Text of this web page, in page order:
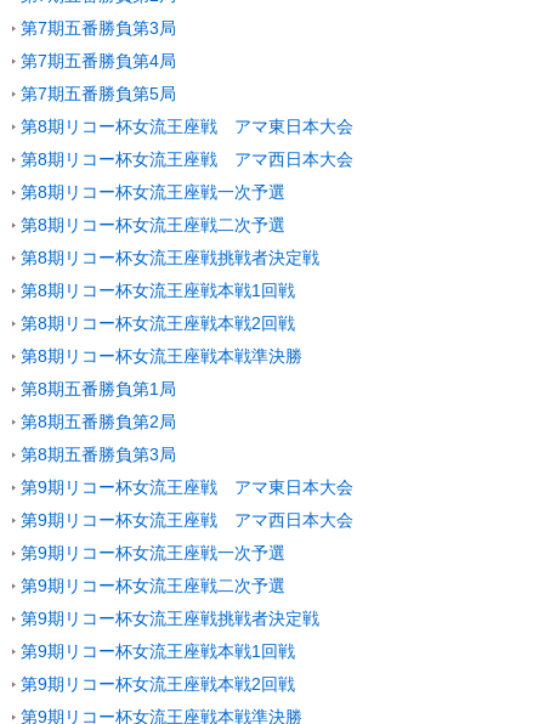
第7期五番勝負第3局
第7期五番勝負第4局
第7期五番勝負第5局
第8期リコー杯女流王座戦 アマ東日本大会
第8期リコー杯女流王座戦 アマ西日本大会
第8期リコー杯女流王座戦一次予選
第8期リコー杯女流王座戦二次予選
第8期リコー杯女流王座戦挑戦者決定戦
第8期リコー杯女流王座戦本戦1回戦
第8期リコー杯女流王座戦本戦2回戦
第8期リコー杯女流王座戦本戦準決勝
第8期五番勝負第1局
第8期五番勝負第2局
第8期五番勝負第3局
第9期リコー杯女流王座戦 アマ東日本大会
第9期リコー杯女流王座戦 アマ西日本大会
第9期リコー杯女流王座戦一次予選
第9期リコー杯女流王座戦二次予選
第9期リコー杯女流王座戦挑戦者決定戦
第9期リコー杯女流王座戦本戦1回戦
第9期リコー杯女流王座戦本戦2回戦
第9期リコー杯女流王座戦本戦準決勝